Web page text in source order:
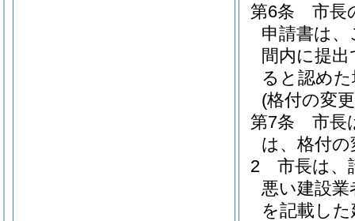
第6条
市長
申請書は
間内に提
ると認め
(格付の変
第7条
市長
は、格付
2
市長は、
悪い建設業
を記載し